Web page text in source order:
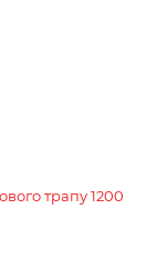
трапу 1200